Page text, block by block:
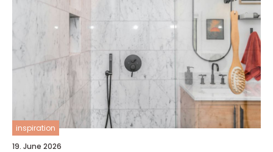
inspiration
19. June 2026